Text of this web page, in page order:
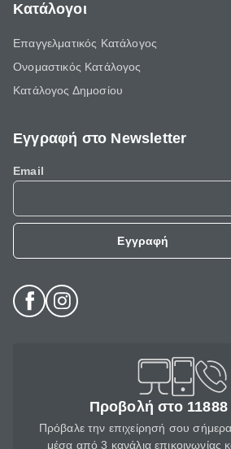
Κατάλογοι
Επαγγελματικός Κατάλογος
Ονομαστικός Κατάλογος
Κατάλογος Δημοσίου
Εγγραφή στο Newsletter
Email
Εγγραφή
Προβολή στο
Πρόβαλε την επιχείρησή σου
μέσα από 3 κανάλια επικοινωνίας